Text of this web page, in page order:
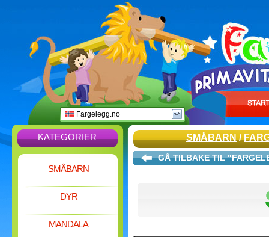
Fargelegg.no
KATEGORIER
SMÅBARN
DYR
MANDALA
SMÅBARN/
GÅ TILBAKE TIL